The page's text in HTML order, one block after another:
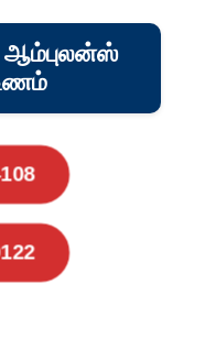
ஆம்புலன்ஸ்